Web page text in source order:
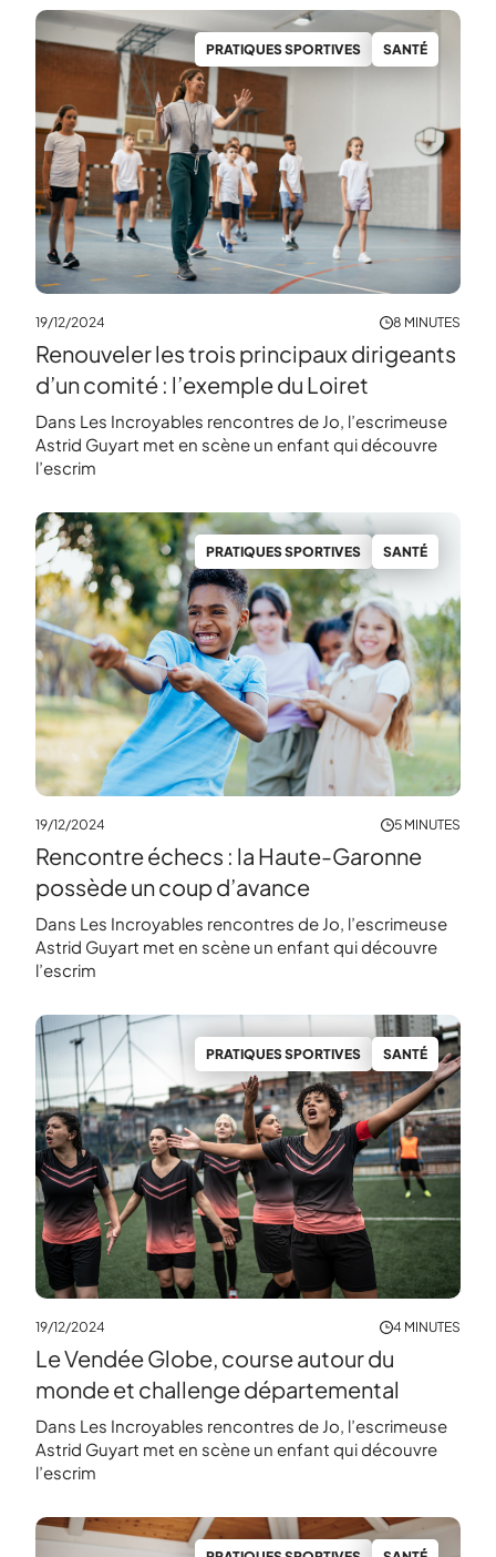
PRATIQUES SPORTIVES SANTÉ
19/12/2024 8 MINUTES
Renouveler les trois principaux dirigeants
d’un comité : l’exemple du Loiret
Dans Les Incroyables rencontres de Jo, l’escrimeuse
Astrid Guyart met en scène un enfant qui découvre
l’escrim
PRATIQUES SPORTIVES SANTÉ
19/12/2024 5 MINUTES
Rencontre échecs : la Haute-Garonne
possède un coup d’avance
Dans Les Incroyables rencontres de Jo, l’escrimeuse
Astrid Guyart met en scène un enfant qui découvre
l’escrim
PRATIQUES SPORTIVES SANTÉ
19/12/2024 4 MINUTES
Le Vendée Globe, course autour du
monde et challenge départemental
Dans Les Incroyables rencontres de Jo, l’escrimeuse
Astrid Guyart met en scène un enfant qui découvre
l’escrim